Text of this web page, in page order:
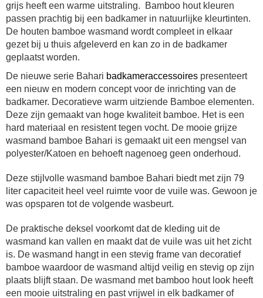
grijs heeft een warme uitstraling. Bamboo hout kleuren
passen prachtig bij een badkamer in natuurlijke kleurtinten.
De houten bamboe wasmand wordt compleet in elkaar
gezet bij u thuis afgeleverd en kan zo in de badkamer
geplaatst worden.
De nieuwe serie Bahari badkameraccessoires presenteert
een nieuw en modern concept voor de inrichting van de
badkamer. Decoratieve warm uitziende Bamboe elementen.
Deze zijn gemaakt van hoge kwaliteit bamboe. Het is een
hard materiaal en resistent tegen vocht. De mooie grijze
wasmand bamboe Bahari is gemaakt uit een mengsel van
polyester/Katoen en behoeft nagenoeg geen onderhoud.
Deze stijlvolle wasmand bamboe Bahari biedt met zijn 79
liter capaciteit heel veel ruimte voor de vuile was. Gewoon je
was opsparen tot de volgende wasbeurt.
De praktische deksel voorkomt dat de kleding uit de
wasmand kan vallen en maakt dat de vuile was uit het zicht
is. De wasmand hangt in een stevig frame van decoratief
bamboe waardoor de wasmand altijd veilig en stevig op zijn
plaats blijft staan. De wasmand met bamboo hout look heeft
een mooie uitstraling en past vrijwel in elk badkamer of